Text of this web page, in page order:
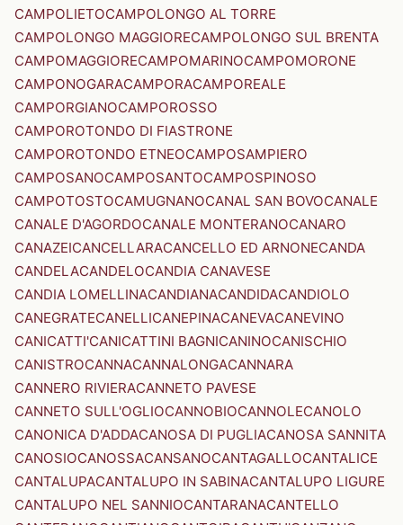
CAMPOLIETOCAMPOLONGO AL TORRE
CAMPOLONGO MAGGIORECAMPOLONGO SUL BRENTA
CAMPOMAGGIORECAMPOMARINOCAMPOMORONE
CAMPONOGARACAMPORACAMPOREALE
CAMPORGIANOCAMPOROSSO
CAMPOROTONDO DI FIASTRONE
CAMPOROTONDO ETNEOCAMPOSAMPIERO
CAMPOSANOCAMPOSANTOCAMPOSPINOSO
CAMPOTOSTOCAMUGNANOCANAL SAN BOVOCANALE
CANALE D'AGORDOCANALE MONTERANOCANARO
CANAZEICANCELLARACANCELLO ED ARNONECANDA
CANDELACANDELOCANDIA CANAVESE
CANDIA LOMELLINACANDIANACANDIDACANDIOLO
CANEGRATECANELLICANEPINACANEVACANEVINO
CANICATTI'CANICATTINI BAGNICANINOCANISCHIO
CANISTROCANNACANNALONGACANNARA
CANNERO RIVIERACANNETO PAVESE
CANNETO SULL'OGLIOCANNOBIOCANNOLECANOLO
CANONICA D'ADDACANOSA DI PUGLIACANOSA SANNITA
CANOSIOCANOSSACANSANOCANTAGALLOCANTALICE
CANTALUPACANTALUPO IN SABINACANTALUPO LIGURE
CANTALUPO NEL SANNIOCANTARANACANTELLO